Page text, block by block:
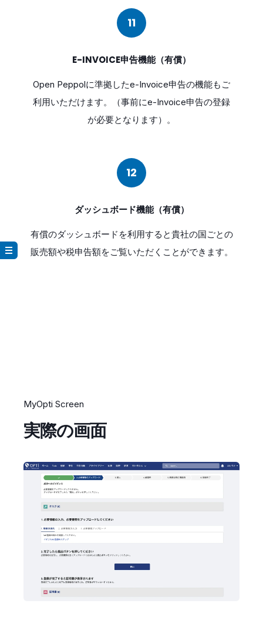
11
E-INVOICE申告機能（有償）
Open Peppolに準拠したe-Invoice申告の機能もご
利用いただけます。（事前にe-Invoice申告の登録
が必要となります）。
12
ダッシュボード機能（有償）
有償のダッシュボードを利用すると貴社の国ごとの
販売額や税申告額をご覧いただくことができます。
MyOpti Screen
実際の画面